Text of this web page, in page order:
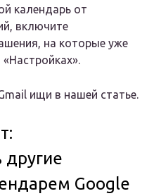
календарь от
включите
на которые уже
ищи в нашей статье.
другие
Google